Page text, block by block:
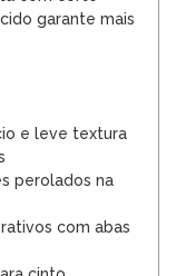
garante mais
e leve textura
perolados na
com abas